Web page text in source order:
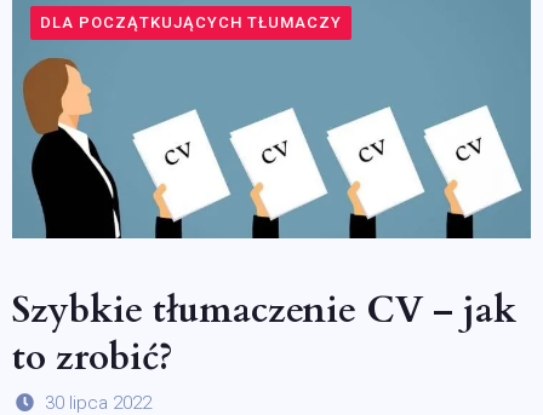
DLA POCZĄTKUJĄCYCH TŁUMACZY
Szybkie tłumaczenie CV – jak
to zrobić?
30 lipca 2022